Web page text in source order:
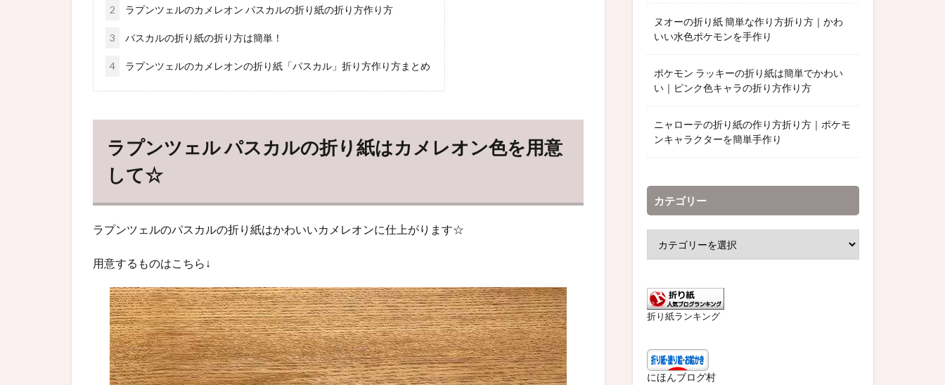
2 ラプンツェルのカメレオン パスカルの折り紙の折り方作り方
3 パスカルの折り紙の折り方は簡単！
4 ラプンツェルのカメレオンの折り紙「パスカル」折り方作り方まとめ
ラプンツェル パスカルの折り紙はカメレオン色を用意
して☆
ラプンツェルのパスカルの折り紙はかわいいカメレオンに仕上がります☆
用意するものはこちら↓
ヌオーの折り紙 簡単な作り方折り方｜かわ
いい水色ポケモンを手作り
ポケモン ラッキーの折り紙は簡単でかわい
い｜ピンク色キャラの折り方作り方
ニャローテの折り紙の作り方折り方｜ポケモ
ンキャラクターを簡単手作り
カテゴリー
折り紙ランキング
にほんブログ村